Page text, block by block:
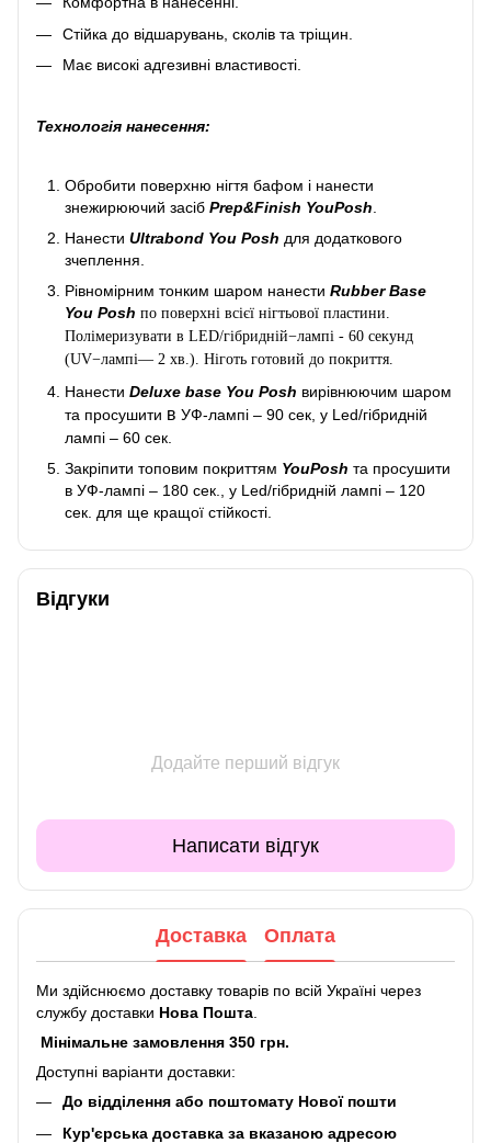
Стійка до відшарувань, сколів та тріщин.
Має високі адгезивні властивості.
Технологія нанесення:
Обробити поверхню нігтя бафом і нанести
знежирюючий засіб Prep&Finish YouPosh
Нанести Ultrabond You Posh для додаткового
зчеплення.
Рівномірним тонким шаром нанести Rubber Base
You Posh по поверхні всієї нігтьової пластини.
Полімеризувати в LED/гібридній−лампі - 60 секунд
(UV−лампі— 2 хв.). Ніготь готовий до покриття.
Нанести Deluxe base You Posh вирівнюючим шаром
та просушити в УФ-лампі – 90 сек, у Led/гібридній
лампі – 60 сек.
Закріпити топовим покриттям YouPosh та просушити
в УФ-лампі – 180 сек., у Led/гібридній лампі – 120
сек. для ще кращої стійкості.
Відгуки
Додайте перший відгук
Написати відгук
Доставка Оплата
Ми здійснюємо доставку товарів по всій Україні через
службу доставки Нова Пошта.
Мінімальне замовлення 350 грн.
Доступні варіанти доставки:
До відділення або поштомату Нової пошти
Кур'єрська доставка за вказаною адресою